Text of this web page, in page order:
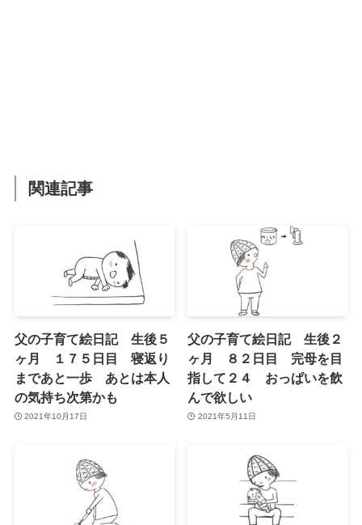
関連記事
父の子育て絵日記 生後５
ヶ月 １７５日目 寝返り
まであと一歩 あとは本人
の気持ち次第かも
2021年10月17日
父の子育て絵日記 生後２
ヶ月 ８２日目 完母を目
指して２４ おっぱいを飲
んで欲しい
2021年5月11日